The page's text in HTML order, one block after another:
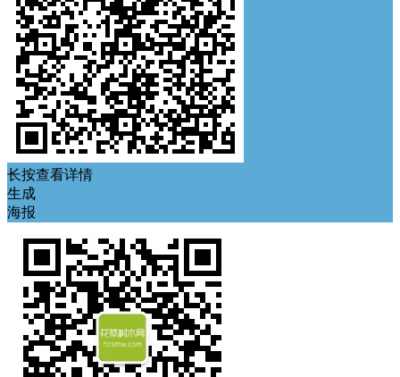
长按查看详情
生成
海报